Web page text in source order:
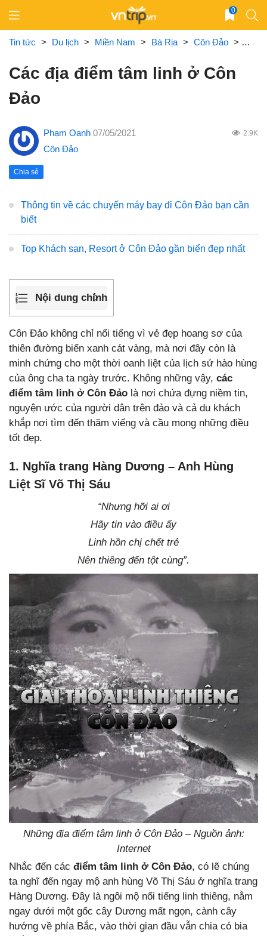
content
0
Tin tức > Du lịch > Miền Nam > Bà Rịa > Côn Đảo > Các
Các địa điểm tâm linh ở Côn
Đảo
Phạm Oanh 07/05/2021 2.9K
Côn Đảo
Chia sẻ
Thông tin về các chuyến máy bay đi Côn Đảo bạn cần
biết
Top Khách sạn, Resort ở Côn Đảo gần biển đẹp nhất
Nội dung chính
Côn Đảo không chỉ nổi tiếng vì vẻ đẹp hoang sơ của
thiên đường biển xanh cát vàng, mà nơi đây còn là
minh chứng cho một thời oanh liệt của lịch sử hào hùng
của ông cha ta ngày trước. Không những vậy, các
điểm tâm linh ở Côn Đảo là nơi chứa đựng niềm tin,
nguyện ước của người dân trên đảo và cả du khách
khắp nơi tìm đến thăm viếng và cầu mong những điều
tốt đẹp.
1. Nghĩa trang Hàng Dương – Anh Hùng
Liệt Sĩ Võ Thị Sáu
“Nhưng hỡi ai ơi
Hãy tin vào điều ấy
Linh hồn chị chết trẻ
Nên thiêng đến tột cùng”.
Những địa điểm tâm linh ở Côn Đảo – Nguồn ảnh:
Internet
Nhắc đến các điểm tâm linh ở Côn Đảo, có lẽ chúng
ta nghĩ đến ngay mộ anh hùng Võ Thị Sáu ở nghĩa trang
Hàng Dương. Đây là ngôi mộ nổi tiếng linh thiêng, nằm
ngay dưới một gốc cây Dương mất ngọn, cành cây
hướng về phía Bắc, vào thời gian đầu vẫn chia có bia